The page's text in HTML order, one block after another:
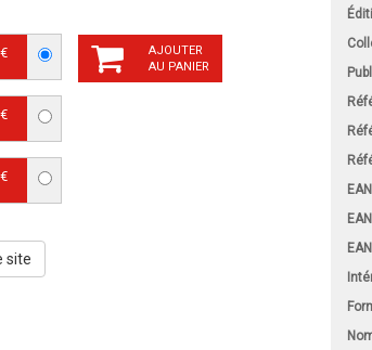
AJOUTER
AU PANIER
site